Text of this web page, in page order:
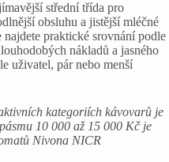
střední třída pro
obsluhu a jistější mléčné
praktické srovnání podle
nákladů a jasného
uživatel, pár nebo menší
kategoriích kávovarů je
10 000 až 15 000 Kč je
Nivona NICR